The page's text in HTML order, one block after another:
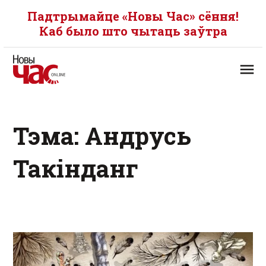
Падтрымайце «Новы Час» сёння!
Каб было што чытаць заўтра
Тэма: Андрусь
Такінданг